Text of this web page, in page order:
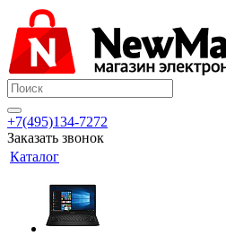
+7(495)134-7272
Заказать звонок
Каталог